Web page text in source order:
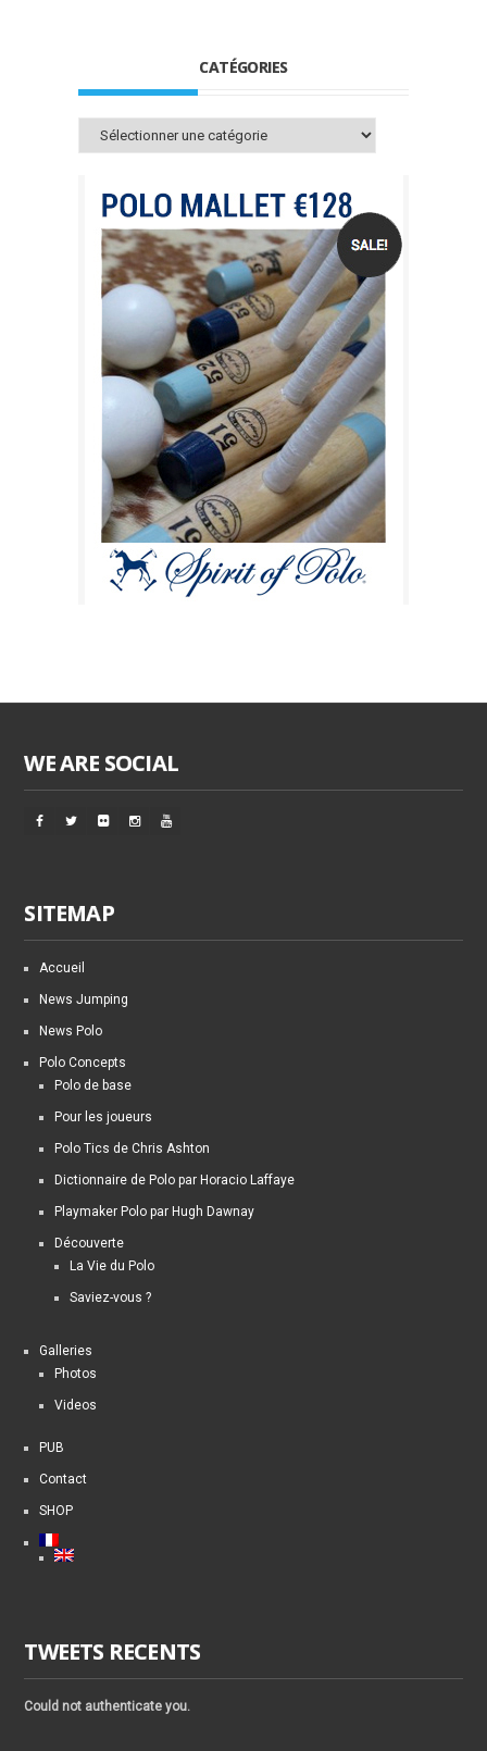
CATÉGORIES
Catégories
WE ARE SOCIAL
SITEMAP
Accueil
News Jumping
News Polo
Polo Concepts
Polo de base
Pour les joueurs
Polo Tics de Chris Ashton
Dictionnaire de Polo par Horacio Laffaye
Playmaker Polo par Hugh Dawnay
Découverte
La Vie du Polo
Saviez-vous ?
Galleries
Photos
Videos
PUB
Contact
SHOP
TWEETS RECENTS
Could not authenticate you.